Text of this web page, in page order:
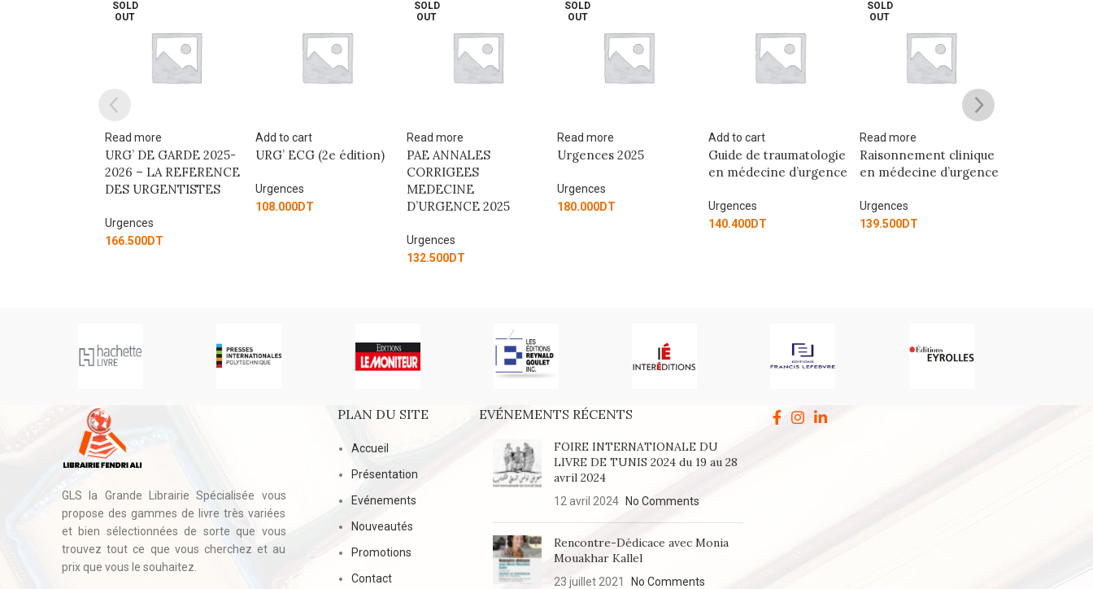
Add to cart
URG’ ECG (2e édition)
Urgences
Read more
PAE ANNALES
MEDECINE
D’URGENCE 2025
SOLD
OUT
Read more
Urgences 2025
Urgences
180.000DT
Add to cart
Guide de traumatologie
Urgences
Read more
Raisonnement clinique
en médecine d’urgence
Urgences
139.500DT
SOLD
OUT
Read more
URGENCES
NEUROVASCULAIRES
Urgences
68.080DT
GLS la Grande Librairie Spécialisée vous
propose des gammes de livre très variées
et bien sélectionnées de sorte que vous
trouvez tout ce que vous cherchez et au
prix que vous le souhaitez.
PLAN DU SITE
Accueil
Présentation
Evénements
Nouveautés
Promotions
Contact
EVÉNEMENTS RÉCENTS
FOIRE INTERNATIONALE DU
LIVRE DE TUNIS 2024 du 19 au 28
avril 2024
12 avril 2024 No Comments
Rencontre-Dédicace avec Monia
Mouakhar Kallel
23 juillet 2021 No Comments